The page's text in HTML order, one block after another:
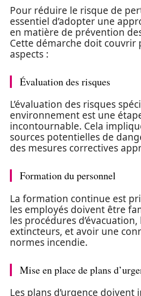
Pour réduire le risque de
essentiel d’adopter une
en matière de prévention
Cette démarche doit couvrir
aspects :
Évaluation des risques
L’évaluation des risques
environnement est une
incontournable. Cela
sources potentielles de
des mesures correctives
Formation du personnel
La formation continue est
les employés doivent être
les procédures
extincteurs, et avoir une
normes incendie.
Mise en place de plans
Les plans d’urgence doivent